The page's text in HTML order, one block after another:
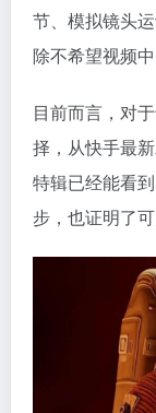
节、模拟镜头
除不希望视频中
目前而言，对
择，从快手最
特辑已经能看
步，也证明了